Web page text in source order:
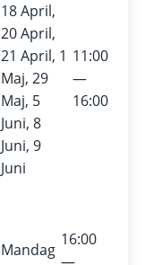
18 April,
20 April,
21 April, 1
Maj, 29
Maj, 5
Juni, 8
Juni, 9
Juni
11:00
—
16:00
Mandag
16:00